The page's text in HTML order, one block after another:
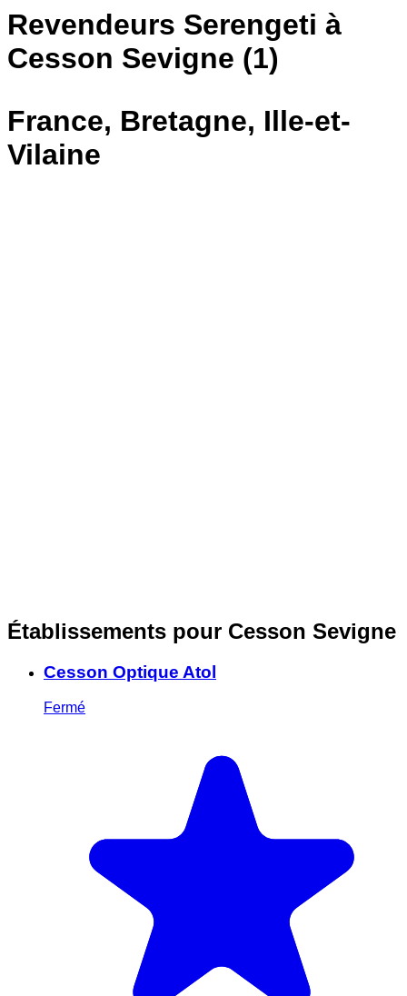
Revendeurs Serengeti à
Cesson Sevigne (1)
France, Bretagne, Ille-et-
Vilaine
Établissements pour Cesson Sevigne
Cesson Optique Atol
Fermé